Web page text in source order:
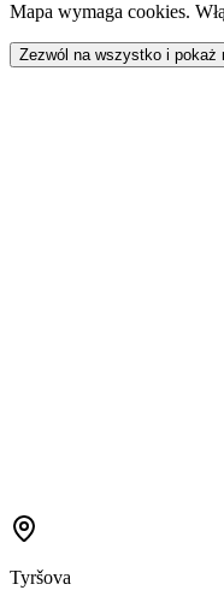
Mapa wymaga cookies.
Zezwól na wszystko i pokaż
Tyršova